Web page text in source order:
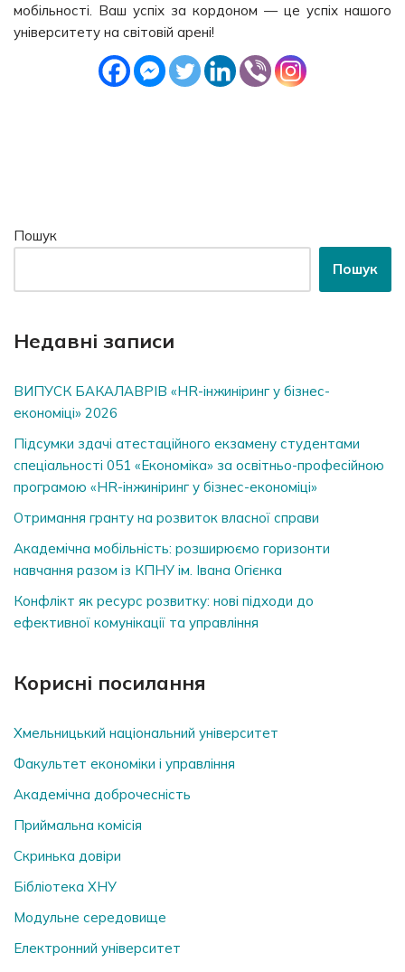
мобільності. Ваш успіх за кордоном — це успіх нашого
університету на світовій арені!
Пошук
Пошук
Недавні записи
ВИПУСК БАКАЛАВРІВ «HR-інжиніринг у бізнес-
економіці» 2026
Підсумки здачі атестаційного екзамену студентами
спеціальності 051 «Економіка» за освітньо-професійною
програмою «HR-інжиніринг у бізнес-економіці»
Отримання гранту на розвиток власної справи
Академічна мобільність: розширюємо горизонти
навчання разом із КПНУ ім. Івана Огієнка
Конфлікт як ресурс розвитку: нові підходи до
ефективної комунікації та управління
Корисні посилання
Хмельницький національний університет
Факультет економіки і управління
Академічна доброчесність
Приймальна комісія
Скринька довiри
Бібліотека ХНУ
Модульне середовище
Електронний університет